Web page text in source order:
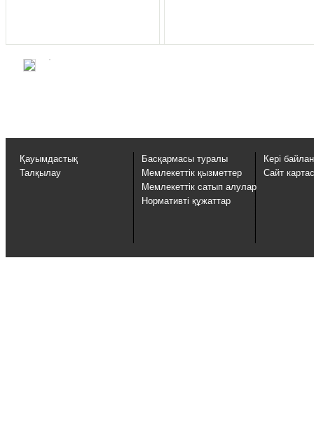
Қауымдастық
Талқылау
Басқармасы туралы
Мемлекеттік қызметтер
Мемлекеттік сатып алулар
Нормативті құжаттар
Кері
Сайт